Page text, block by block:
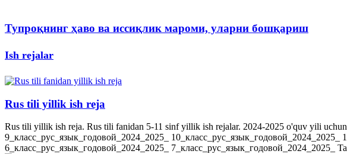
Тупроқнинг ҳаво ва иссиқлик мароми, уларни бошқариш
Ish rejalar
Rus tili yillik ish reja
Rus tili yillik ish reja. Rus tili fanidan 5-11 sinf yillik ish rejalar. 2024-2025 o'quv yili
9_класс_рус_язык_годовой_2024_2025_ 10_класс_рус_язык_годовой_2024_2025_
6_класс_рус_язык_годовой_2024_2025_ 7_класс_рус_язык_годовой_2024_2025_